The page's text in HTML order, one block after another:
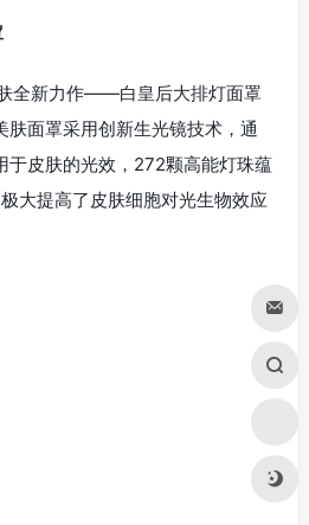
：119元
于皮肤的光效，272颗⾼能灯珠蕴